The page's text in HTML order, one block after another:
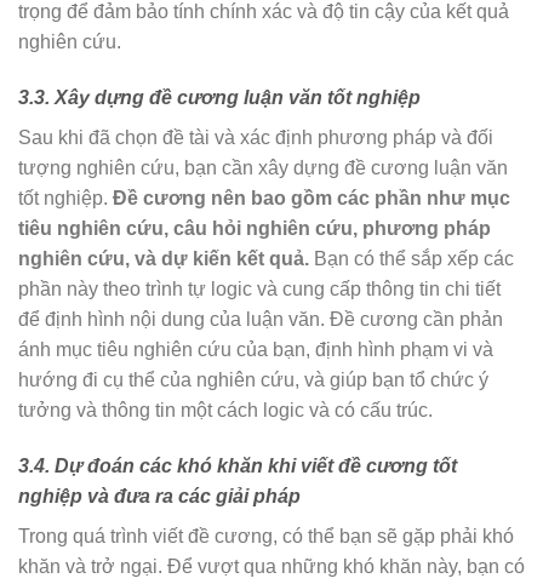
trọng để đảm bảo tính chính xác và độ tin cậy của kết quả
nghiên cứu.
3.3. Xây dựng đề cương luận văn tốt nghiệp
Sau khi đã chọn đề tài và xác định phương pháp và đối
tượng nghiên cứu, bạn cần xây dựng đề cương luận văn
tốt nghiệp. Đề cương nên bao gồm các phần như mục
tiêu nghiên cứu, câu hỏi nghiên cứu, phương pháp
nghiên cứu, và dự kiến kết quả. Bạn có thể sắp xếp các
phần này theo trình tự logic và cung cấp thông tin chi tiết
để định hình nội dung của luận văn. Đề cương cần phản
ánh mục tiêu nghiên cứu của bạn, định hình phạm vi và
hướng đi cụ thể của nghiên cứu, và giúp bạn tổ chức ý
tưởng và thông tin một cách logic và có cấu trúc.
3.4. Dự đoán các khó khăn khi viết đề cương tốt
nghiệp và đưa ra các giải pháp
Trong quá trình viết đề cương, có thể bạn sẽ gặp phải khó
khăn và trở ngại. Để vượt qua những khó khăn này, bạn có